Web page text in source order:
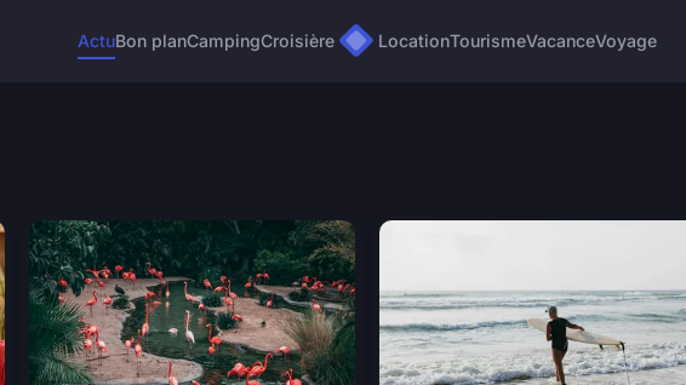
ActuBon planCampingCroisière LocationTourismeVacanceVoyage